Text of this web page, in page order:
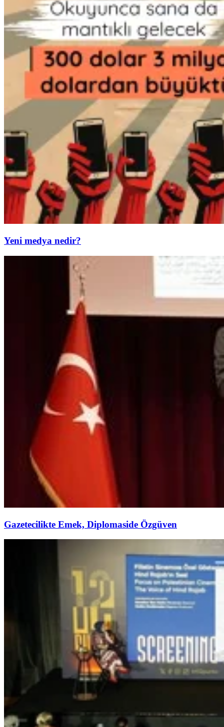
Yeni medya nedir?
Gazetecilikte Emek, Diplomaside Özgüven